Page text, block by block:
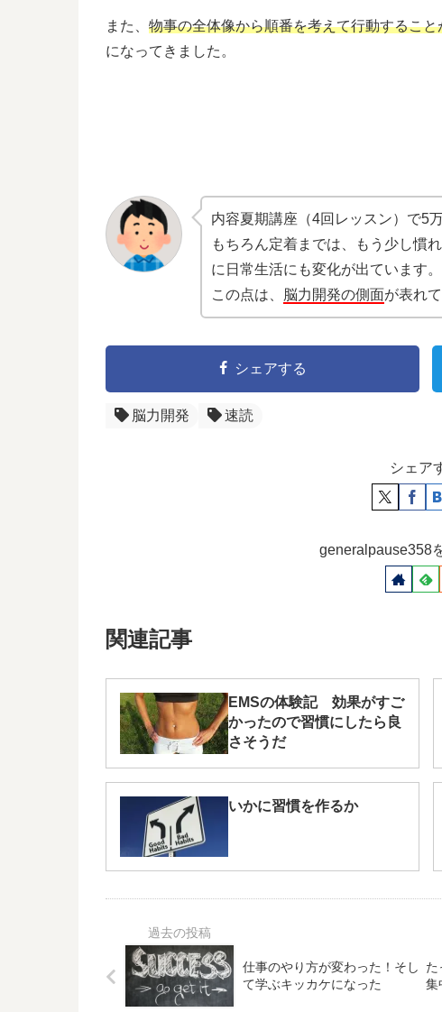
また、 物事の全体像から順番を考えて行動するこ
になってきました。
内容夏期講座（4回レッスン）で5
もちろん定着までは、もう少し慣
に日常生活にも変化が出ています。
この点は、
脳力開発の側面が表れ
シェアする
脳力開発 速読
シェア
generalpause358
関連記事
EMSの体験記 効果がすご
かったので習慣にしたら良
さそうだ
いかに習慣を作るか
仕事のやり方が変わった！そし
て学ぶキッカケになった
た
集